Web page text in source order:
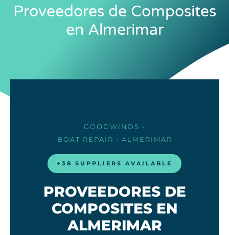
Proveedores de Composites
en Almerimar
GOODWINDS ›
BOAT REPAIR › ALMERIMAR
+38 SUPPLIERS AVAILABLE
PROVEEDORES DE
COMPOSITES EN
ALMERIMAR